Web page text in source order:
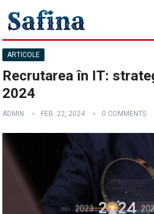
ARTICOLE
Recrutarea în IT:
2024
ADMIN FEB. 22, 2024 0 COMMENTS